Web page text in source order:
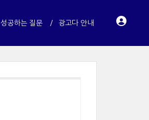
성공하는 질문 광고다 안내